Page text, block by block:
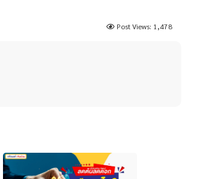
Post Views: 1,478